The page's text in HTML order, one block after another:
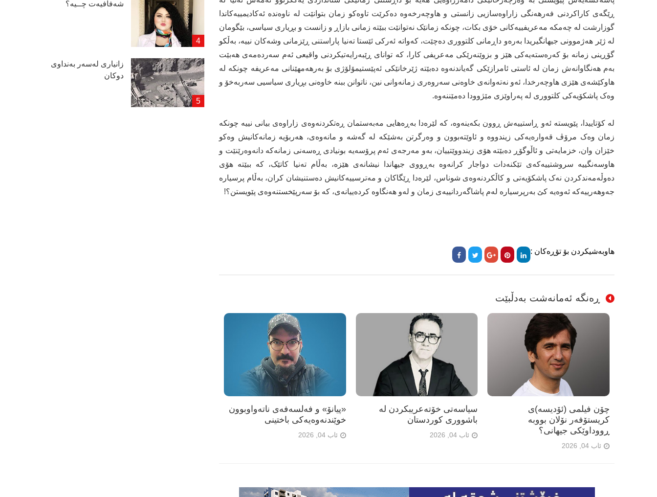
ڕێگەی کاراکردنی فەرهەنگی زاراوەسازیی زانستی و هاوچەرخەوە دەکرێت تاوەکو زمان بتوانێت لە ناوەندە ئەکادیمییەکاندا
گوزارشت لە چەمکە مەعریفییەکانی خۆی بکات، چونکە زمانێک نەتوانێت ببێتە زمانی بازاڕ و زانست و بڕیاری سیاسی، بێگومان
لە ژێر هەژموونی جیهانگیریدا بەرەو داڕمانی کلتووری دەچێت، کەواتە ئەرکی ئێستا تەنیا پاراستنی ڕێزمانی وشەکان نییە، بەڵکو
گۆڕینی زمانە بۆ کەرەستەیەکی هێز و بزوێنەرێکی مەعریفی کارا، کە توانای ڕێبەرایەتیکردنی واقیعی ئەم سەردەمەی هەبێت
بەم هەنگاوانەش زمان لە ئاستی ئامرازێکی گەیاندنەوە دەبێتە ژێرخانێکی ئەپێستیمۆلۆژی بۆ بەرهەمهێنانی مەعریفە چونکە لە
هاوکێشەی هێزی هاوچەرخدا، ئەو نەتەوانەی خاوەنی سەروەری زمانەوانی نین، ناتوانن ببنە خاوەنی بڕیاری سیاسیی سەربەخۆ و
وەک پاشکۆیەکی کلتووری لە پەراوێزی مێژوودا دەمێننەوە.
لە کۆتاییدا، پێویستە ئەو ڕاستییەش ڕوون بکەینەوە، کە لێرەدا بەڕەهایی مەبەستمان ڕەتکردنەوەی زاراوەی بیانی نییە چونکە
زمان وەک مرۆڤ قەوارەیەکی زیندووە و ئاوێتەبوون و وەرگرتن بەشێکە لە گەشە و مانەوەی، هەربۆیە زمانەکانیش وەکو
خێزان وان، خزمایەتی و ئاڵوگۆڕ دەبێتە هۆی زیندووێتییان، بەو مەرجەی ئەم پرۆسەیە بونیادی ڕەسەنی زمانەکە دانەوەرێنێت و
هاوسەنگییە سروشتییەکەی تێکنەدات دواجار کرانەوە بەڕووی جیهاندا نیشانەی هێزە، بەڵام تەنیا کاتێک، کە ببێتە هۆی
دەوڵەمەندکردن نەک پاشکۆیەتی و کاڵکردنەوەی شوناس، لێرەدا ڕێگاکان و مەترسییەکانیش دەستنیشان کران، بەڵام پرسیارە
جەوهەرییەکە ئەوەیە کێ بەرپرسیارە لەم پاشاگەردانییەی زمان و لەو هەنگاوە کردەییانەی، کە بۆ سەرپێخستنەوەی پێویستن؟!
هاوبەشیکردن بۆ تۆڕەکان :
ڕەنگە ئەمانەشت بەدڵبێت
«پیانۆ» و فەلسەفەی ناتەواوبوون
خوێندنەوەیەکی باختینی
ئاب 04, 2026
سیاسەتی خۆتەعریبکردن لە
باشووری کوردستان
ئاب 04, 2026
چۆن فیلمی (ئۆدیسە)ی
کریستۆفەر نۆلان بووبە
ڕووداوێکی جیهانی؟
ئاب 04, 2026
شەفافیەت چــیە؟
زانیاری لەسەر بەنداوی
دوكان